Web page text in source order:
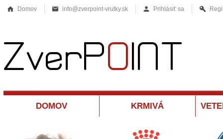
Domov info@zverpoint-vrutky.sk Prihlásiť sa
DOMOV KRMIVÁ